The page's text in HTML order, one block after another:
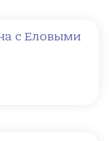
с Еловыми